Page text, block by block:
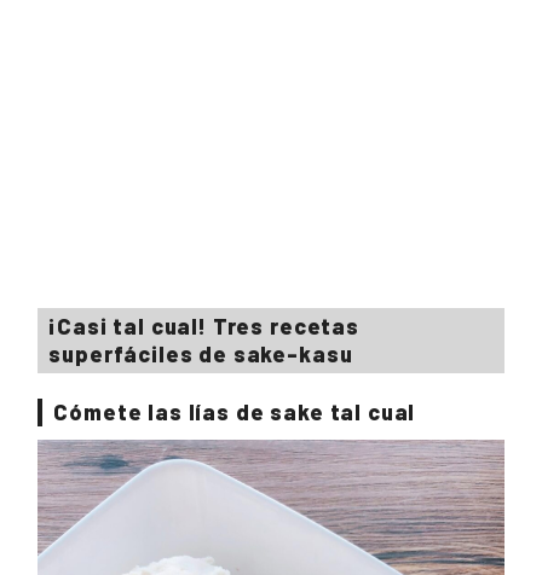
¡Casi tal cual! Tres recetas
superfáciles de sake-kasu
Cómete las lías de sake tal cual